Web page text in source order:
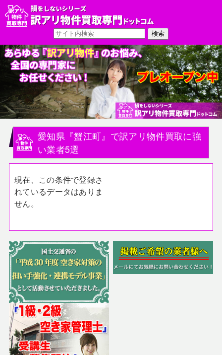
愛知県『蟹江町』で訳アリ物件買取に強
い業者5選
現在、この条件で登録さ
れているデータはありま
せん。